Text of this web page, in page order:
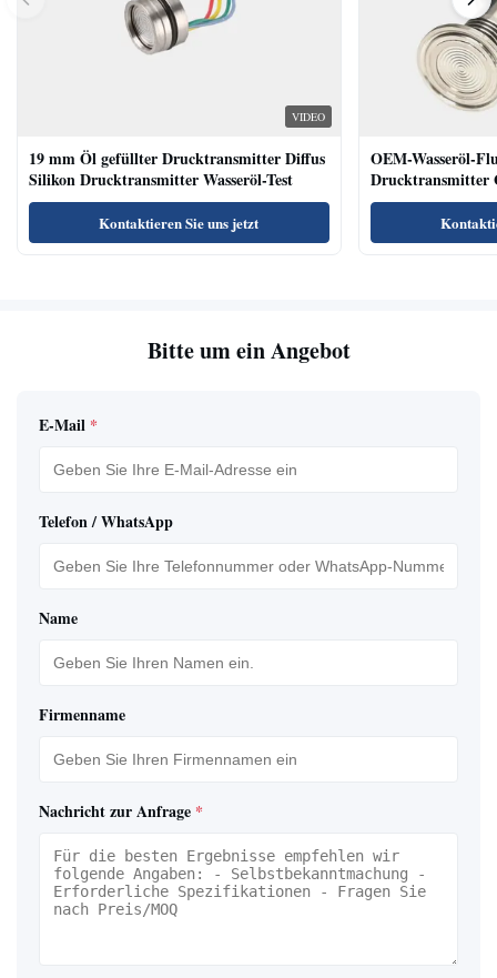
VIDEO
19 mm Öl gefüllter Drucktransmitter Diffus
Silikon Drucktransmitter Wasseröl-Test
Kontaktieren Sie uns jetzt
OEM-Wasseröl-
Drucktransmitter
Bitte um ein Angebot
E-Mail *
Telefon / WhatsApp
Name
Firmenname
Nachricht zur Anfrage *